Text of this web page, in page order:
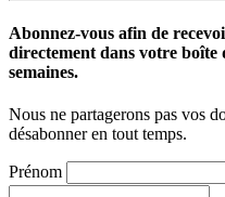
Abonnez-vous afin de
directement dans votre boîte
semaines.
Nous ne partagerons pas vos
désabonner en tout temps.
Prénom